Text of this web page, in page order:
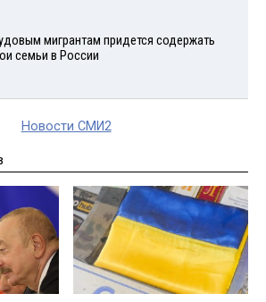
мигрантам придется содержать
семьи в России
Новости СМИ2